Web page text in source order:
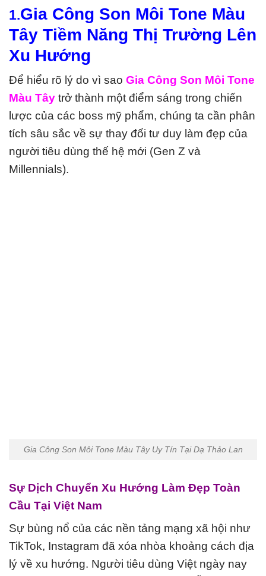
1.Gia Công Son Môi Tone Màu
Tây Tiềm Năng Thị Trường Lên
Xu Hướng
Để hiểu rõ lý do vì sao Gia Công Son Môi Tone
Màu Tây trở thành một điểm sáng trong chiến
lược của các boss mỹ phẩm, chúng ta cần phân
tích sâu sắc về sự thay đổi tư duy làm đẹp của
người tiêu dùng thế hệ mới (Gen Z và
Millennials).
Gia Công Son Môi Tone Màu Tây Uy Tín Tại Dạ Thảo Lan
Sự Dịch Chuyển Xu Hướng Làm Đẹp Toàn
Cầu Tại Việt Nam
Sự bùng nổ của các nền tảng mạng xã hội như
TikTok, Instagram đã xóa nhòa khoảng cách địa
lý về xu hướng. Người tiêu dùng Việt ngày nay